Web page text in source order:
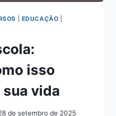
EDUCAÇÃO
isso
vida
de setembro de 2025